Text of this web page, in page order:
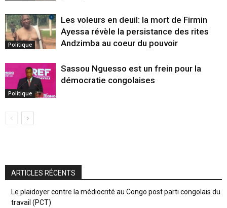
Politique
Les voleurs en deuil: la mort de Firmin
Ayessa révèle la persistance des rites
Andzimba au coeur du pouvoir
Politique
Sassou Nguesso est un frein pour la
démocratie congolaises
ARTICLES RÉCENTS
Le plaidoyer contre la médiocrité au Congo post parti congolais du
travail (PCT)